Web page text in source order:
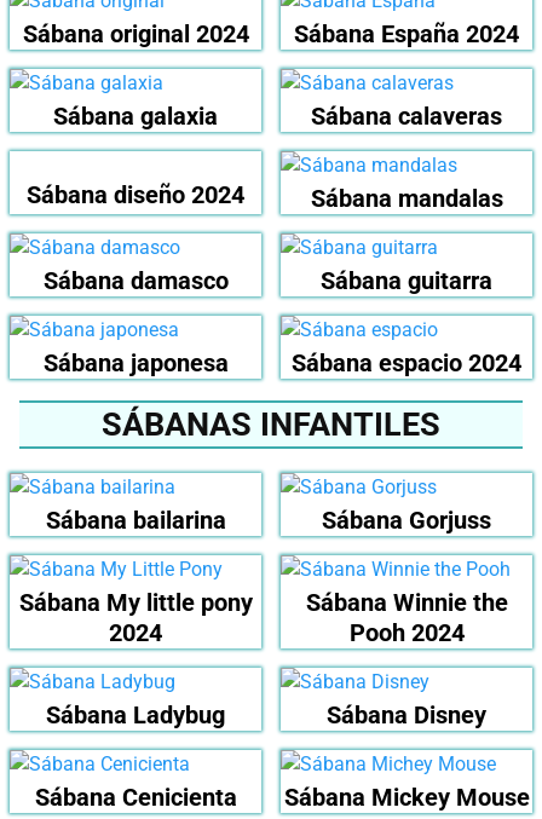
Sábana original 2024 Sábana España 2024
Sábana galaxia Sábana calaveras
Sábana diseño 2024 Sábana mandalas
Sábana damasco Sábana guitarra
Sábana japonesa Sábana espacio 2024
SÁBANAS INFANTILES
Sábana bailarina Sábana Gorjuss
Sábana My little pony
2024
Sábana Winnie the
Pooh 2024
Sábana Ladybug Sábana Disney
Sábana Cenicienta Sábana Mickey Mouse